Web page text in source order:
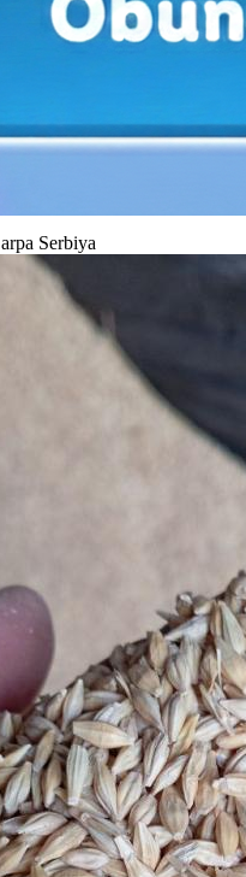
Serbiya